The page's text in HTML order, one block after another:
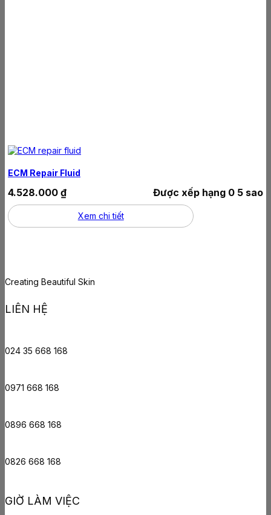
ECM Repair Fluid
Được xếp hạng 0 5 sao
4.528.000 ₫
Xem chi tiết
Creating Beautiful Skin
LIÊN HỆ
024 35 668 168
0971 668 168
0896 668 168
0826 668 168
GIỜ LÀM VIỆC